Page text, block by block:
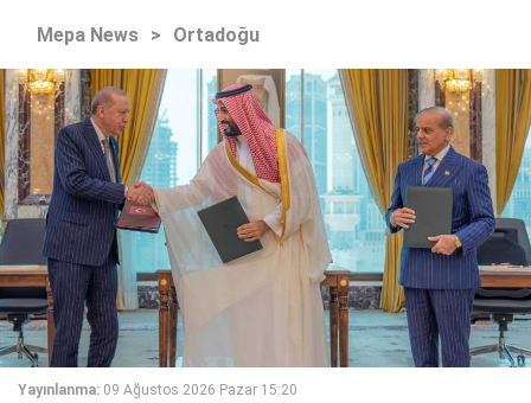
Mepa News > Ortadoğu
Yayınlanma: 09 Ağustos 2026 Pazar 15:20